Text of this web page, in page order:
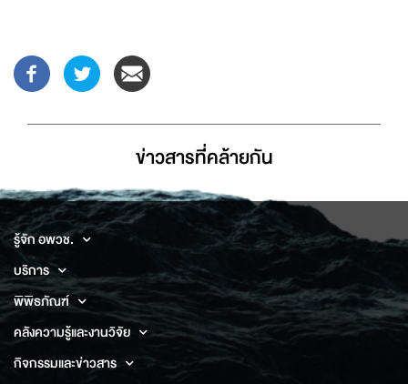
ข่าวสารที่่คล้ายกัน
รู้จัก อพวช.
บริการ
พิพิธภัณฑ์
คลังความรู้และงานวิจัย
กิจกรรมและข่าวสาร